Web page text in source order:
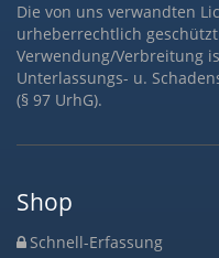
Die von uns verwandten
urheberrechtlich geschützt
Verwendung/Verbreitung
Unterlassungs- u.
(§ 97 UrhG).
Shop
Schnell-Erfassung